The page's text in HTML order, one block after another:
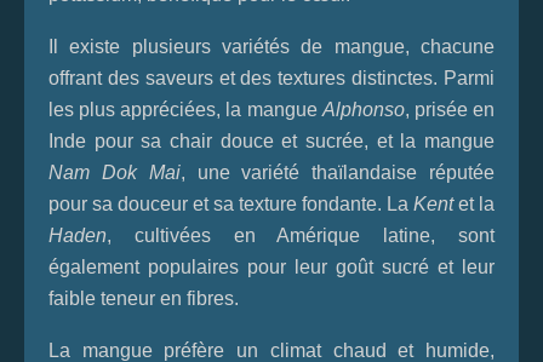
Il existe plusieurs variétés de mangue, chacune
offrant des saveurs et des textures distinctes. Parmi
les plus appréciées, la mangue Alphonso, prisée en
Inde pour sa chair douce et sucrée, et la mangue
Nam Dok Mai, une variété thaïlandaise réputée
pour sa douceur et sa texture fondante. La Kentet la
Haden, cultivées en Amérique latine, sont
également populaires pour leur goût sucré et leur
faible teneur en fibres.
La mangue préfère un climat chaud et humide,